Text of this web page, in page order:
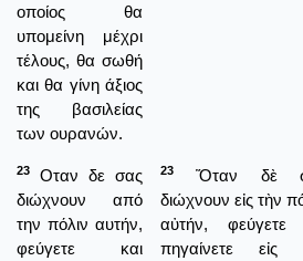
οποίος θα
υπομείνη μέχρι
τέλους, θα σωθή
και θα γίνη άξιος
της βασιλείας
των ουρανών.
23
Οταν δε σας
διώχνουν από
την πόλιν αυτήν,
φεύγετε και
23
Ὅταν δὲ
διώχνουν εἰς τὴν
αὐτήν, φεύγετε
πηγαίνετε εἰς